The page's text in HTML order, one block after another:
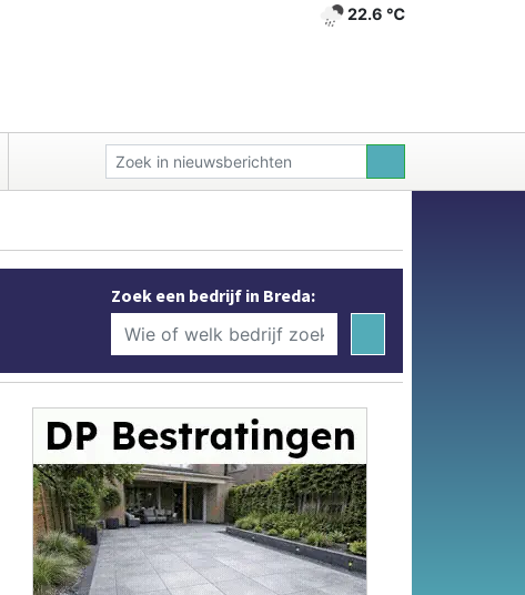
22.6 ℃
Zoek een bedrijf in Breda: